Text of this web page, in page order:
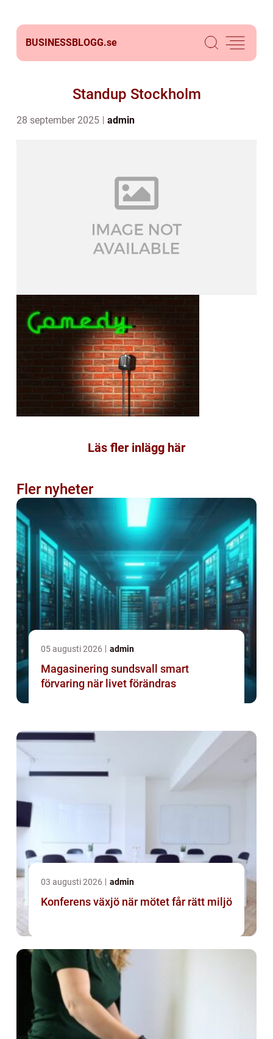
BUSINESSBLOGG.se
Standup Stockholm
28 september 2025 admin
Läs fler inlägg här
Fler nyheter
05 augusti 2026 admin
Magasinering sundsvall smart
förvaring när livet förändras
03 augusti 2026 admin
Konferens växjö när mötet får rätt miljö